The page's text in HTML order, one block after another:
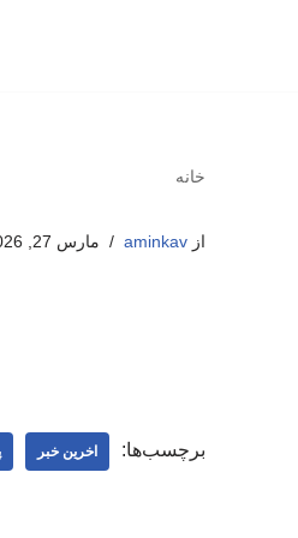
خانه
ازaminkav مارس 27, 2026
برچسب‌ها: اخرین خبر